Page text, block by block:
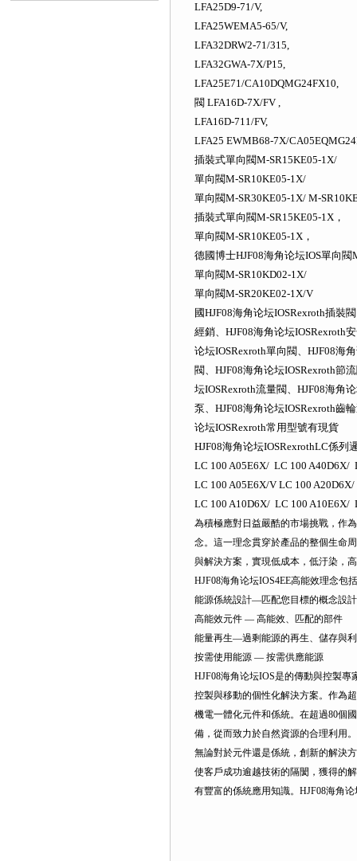
LFA25D9-71/V,
LFA25WEMA5-65/V,
LFA32DRW2-71/315,
LFA32GWA-7X/P15,
LFA25E71/CA10DQMG24FX10,
閥 LFA16D-7X/FV ,
LFA16D-711/FV,
LFA25 EWMB68-7X/
插裝式單向閥M-SR15KE05-1X/
單向閥M-SR10KE05-1X/
單向閥M-SR30KE05-1X/ M-
插裝式單向閥M-SR15KE05-1X，
單向閥M-SR10KE05-1X，
德國博士HJF08海角论坛IOS單向閥
單向閥M-SR10KD02-1X/
單向閥M-SR20KE02-1X/V
國HJF08海角论坛IOSRexroth插裝
經銷、HJF08海角论坛IOSRexroth
论坛IOSRexroth單向閥、HJF08海
閥、HJF08海角论坛IOSRexroth節
坛IOSRexroth流量閥、HJF08海角
泵、HJF08海角论坛IOSRexroth齒
论坛IOSRexroth常用型號有現貨
HJF08海角论坛IOSRexrothLC係列
LC 100 A05E6X/ LC 100 A40D6X/
LC 100 A05E6X/V LC 100
LC 100 A10D6X/ LC 100 A10E6X/
為積極應對日益嚴酷的市場挑戰，作
念。這一理念貫穿於產品的整個生命
與解決方案，實現低成本，低汙染，
HJF08海角论坛IOS4EE高能效理念包
能源係統設計—匹配您目標的概念設計
高能效元件 — 高能效、匹配的部件
能量再生—過剩能源的再生、儲存與
按需使用能源 — 按需供應能源
HJF08海角论坛IOS是的傳動與控製
控製與移動的個性化解決方案。作為
機電一體化元件和係統。在超過80個
備，從而致力於自然資源的合理利用。
無論對於元件還是係統，創新的解決
使客戶成功逾越技術的隔閡，獲得的
有豐富的係統應用知識。HJF08海角